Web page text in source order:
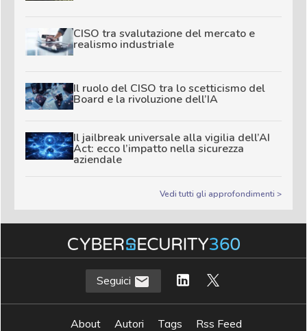
CISO tra svalutazione del mercato e
realismo industriale
Il ruolo del CISO tra lo scetticismo del
Board e la rivoluzione dell’IA
Il jailbreak universale alla vigilia dell’AI
Act: ecco l’impatto nella sicurezza
aziendale
Vedi tutti gli approfondimenti >
Seguici
About Autori Tags
Rss Feed